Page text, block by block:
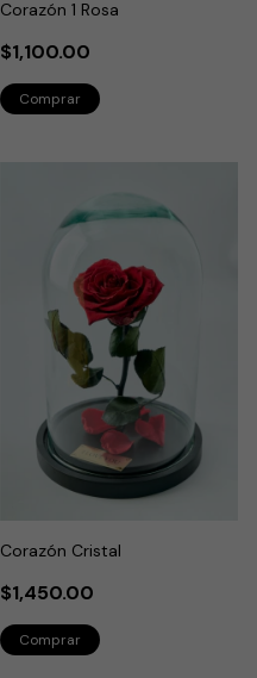
Corazón 1 Rosa
$1,100.00
Corazón Cristal
$1,450.00